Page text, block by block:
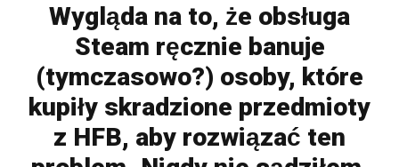
Wygląda na to, że obsługa
Steam ręcznie banuje
(tymczasowo?) osoby, które
kupiły skradzione przedmioty
z HFB, aby rozwiązać ten